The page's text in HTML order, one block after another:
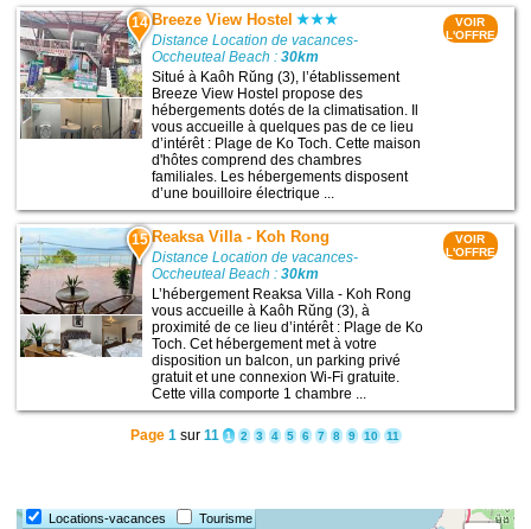
14 Breeze View Hostel
Distance Location de vacances-
Occheuteal Beach :30km
Situé à Kaôh Rŭng (3), l’établissement
Breeze View Hostel propose des
hébergements dotés de la climatisation. Il
vous accueille à quelques pas de ce lieu
d’intérêt : Plage de Ko Toch. Cette maison
d'hôtes comprend des chambres
familiales. Les hébergements disposent
d’une bouilloire électrique ...
VOIR
L'OFFRE
15 Reaksa Villa - Koh Rong
Distance Location de vacances-
Occheuteal Beach :30km
L’hébergement Reaksa Villa - Koh Rong
vous accueille à Kaôh Rŭng (3), à
proximité de ce lieu d’intérêt : Plage de Ko
Toch. Cet hébergement met à votre
disposition un balcon, un parking privé
gratuit et une connexion Wi-Fi gratuite.
Cette villa comporte 1 chambre ...
VOIR
L'OFFRE
Page 1sur 11 1 2 3 4 5 6 7 8 9 10 11
Locations-vacances Tourisme